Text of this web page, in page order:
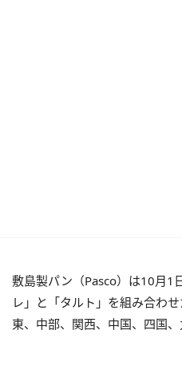
敷島製パン（Pasco）は10月1
レ」と「タルト」を組み合わ
東、中部、関西、中国、四国、